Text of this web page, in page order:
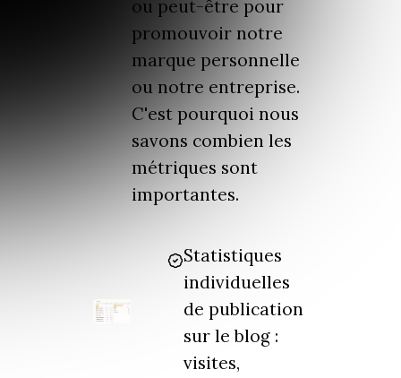
ou peut-être pour
promouvoir notre
marque personnelle
ou notre entreprise.
C'est pourquoi nous
savons combien les
métriques sont
importantes.
Statistiques
individuelles
de publication
sur le blog :
visites,